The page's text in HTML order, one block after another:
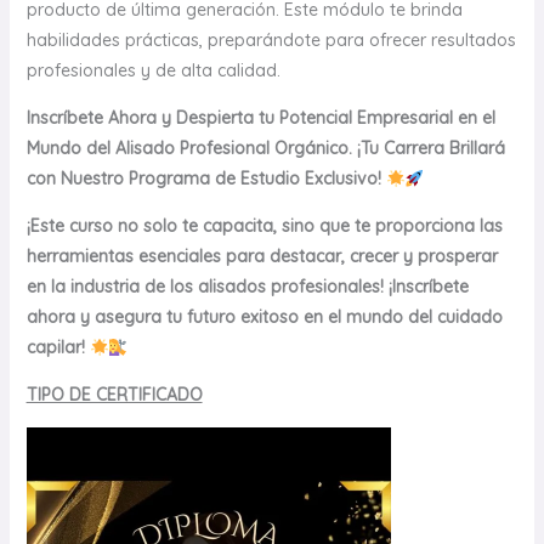
producto de última generación. Este módulo te brinda
habilidades prácticas, preparándote para ofrecer resultados
profesionales y de alta calidad.
Inscríbete Ahora y Despierta tu Potencial Empresarial en el
Mundo del Alisado Profesional Orgánico. ¡Tu Carrera Brillará
con Nuestro Programa de Estudio Exclusivo!
¡Este curso no solo te capacita, sino que te proporciona las
herramientas esenciales para destacar, crecer y prosperar
en la industria de los alisados profesionales! ¡Inscríbete
ahora y asegura tu futuro exitoso en el mundo del cuidado
capilar!
TIPO DE CERTIFICADO